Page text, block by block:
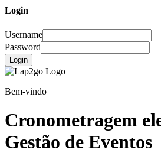
Login
Username
Password
Login
Bem-vindo
Cronometragem
Gestão de Eventos